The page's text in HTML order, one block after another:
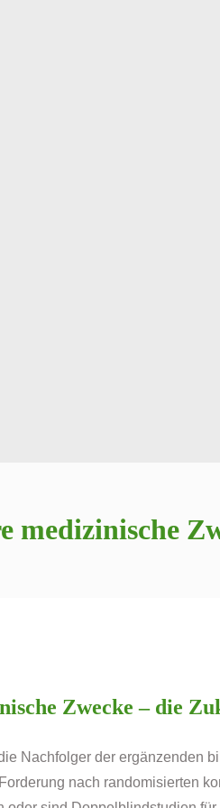
medizinische
Zwecke – die
Nachfolger der ergänzenden
nach randomisierten